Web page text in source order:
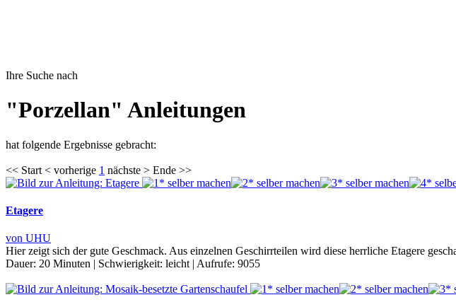
Ihre Suche nach
"Porzellan" Anleitungen
hat folgende Ergebnisse gebracht:
<< Start < vorherige 1 nächste > Ende >>
Etagere
von UHU
Hier zeigt sich der gute Geschmack. Aus einzelnen Geschirrteilen wird diese herrliche Etagere
Dauer: 20 Minuten | Schwierigkeit: leicht | Aufrufe: 9055